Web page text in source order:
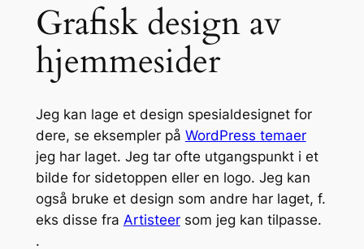
Grafisk design av
hjemmesider
Jeg kan lage et design spesialdesignet for
dere, se eksempler på WordPress temaer
jeg har laget. Jeg tar ofte utgangspunkt i et
bilde for sidetoppen eller en logo. Jeg kan
også bruke et design som andre har laget, f.
eks disse fra Artisteersom jeg kan tilpasse.
.